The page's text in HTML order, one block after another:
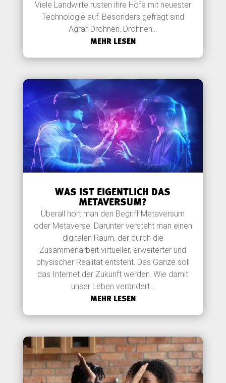
Viele Landwirte rüsten ihre Höfe mit neuester
Technologie auf. Besonders gefragt sind
Agrar-Drohnen. Drohnen...
MEHR LESEN
WAS IST EIGENTLICH DAS
METAVERSUM?
Überall hört man den Begriff Metaversum
oder Metaverse. Darunter versteht man einen
digitalen Raum, der durch die
Zusammenarbeit virtueller, erweiterter und
physischer Realität entsteht. Das Ganze soll
das Internet der Zukunft werden. Wie damit
unser Leben verändert...
MEHR LESEN